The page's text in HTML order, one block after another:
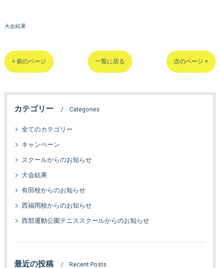
大会結果
< 前のページ 一覧に戻る 次のページ >
カテゴリー Categories
全てのカテゴリー
キャンペーン
スクールからのお知らせ
大会結果
有田校からのお知らせ
西福岡校からのお知らせ
西部運動公園テニススクールからのお知らせ
最近の投稿 Recent Posts